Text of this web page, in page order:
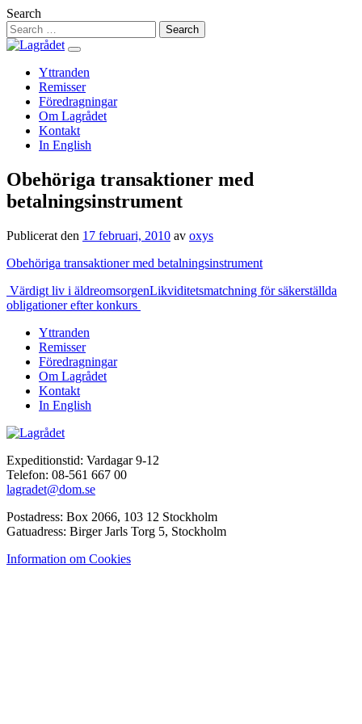
Hoppa
till
innehåll
Search
Yttranden
Remisser
Föredragningar
Om Lagrådet
Kontakt
In English
Obehöriga transaktioner med
betalningsinstrument
Publicerat den 17 februari, 2010 av oxys
Obehöriga transaktioner med betalningsinstrument
Inläggsnavigering
Värdigt liv i äldreomsorgenLikviditetsmatchning för säkerställda
obligationer efter konkurs
Yttranden
Remisser
Föredragningar
Om Lagrådet
Kontakt
In English
Expeditionstid: Vardagar 9-12
Telefon: 08-561 667 00
lagradet@dom.se
Postadress: Box 2066, 103 12 Stockholm
Gatuadress: Birger Jarls Torg 5, Stockholm
Information om Cookies